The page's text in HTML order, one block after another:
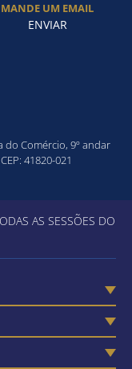
MANDE UM EMAIL
ENVIAR
do Comércio, 9º andar
41820-021
AS SESSÕES DO